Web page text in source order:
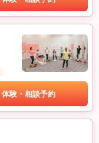
体験・相談予約